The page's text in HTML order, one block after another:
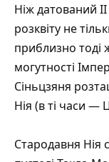
Ніж датований
розквіту не
приблизно тоді
могутності
Сіньцзяня
Нія (в ті часи —
Стародавня Нія